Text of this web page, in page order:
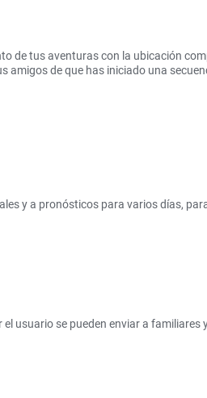
de tus aventuras con la ubicación
de que has iniciado una
y a pronósticos para varios días,
usuario se pueden enviar a